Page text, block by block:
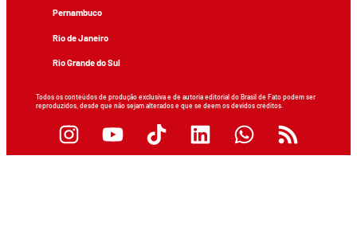
Pernambuco
Rio de Janeiro
Rio Grande do Sul
Todos os conteúdos de produção exclusiva e de autoria editorial do Brasil de Fato podem ser
reproduzidos, desde que não sejam alterados e que se deem os devidos créditos.